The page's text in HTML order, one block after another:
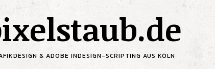
& ADOBE INDESIGN-SCRIPTING AUS KÖLN